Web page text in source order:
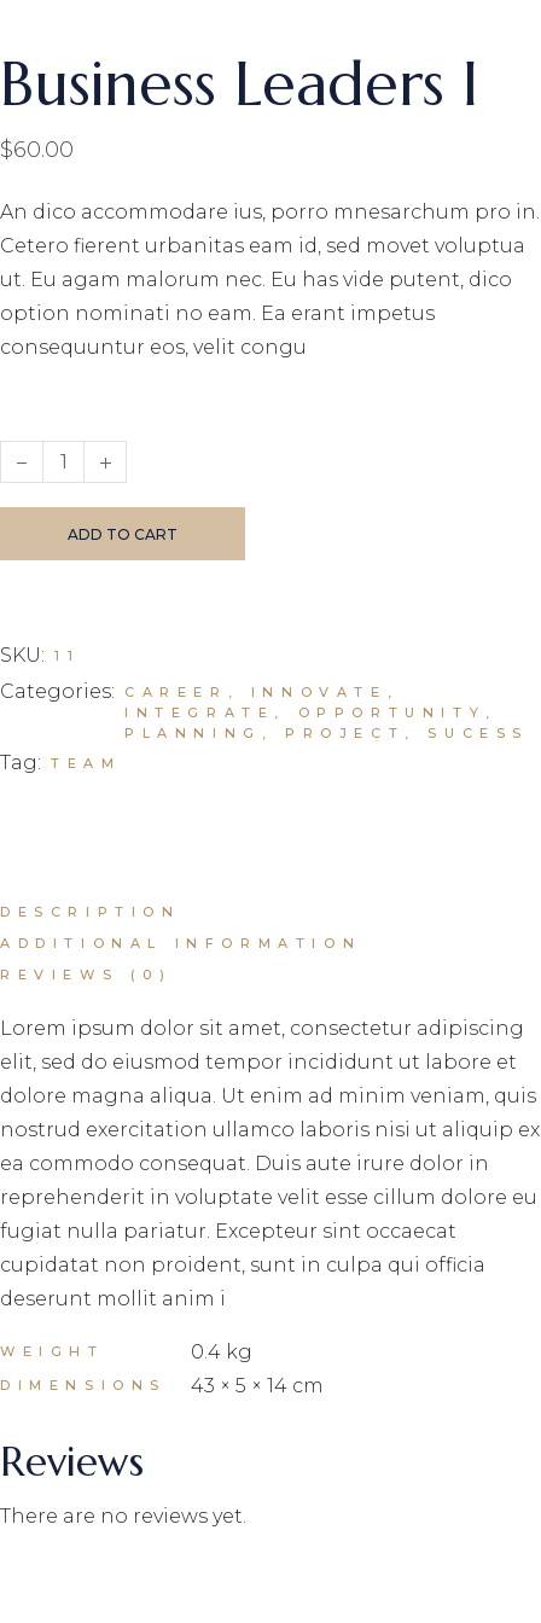
Business Leaders I
$60.00
An dico accommodare ius, porro mnesarchum pro in.
Cetero fierent urbanitas eam id, sed movet voluptua
ut. Eu agam malorum nec. Eu has vide putent, dico
option nominati no eam. Ea erant impetus
consequuntur eos, velit congu
Business Leaders I quantity
ADD TO CART
SKU: 11
Categories: CAREER , INNOVATE ,
INTEGRATE , OPPORTUNITY ,
PLANNING , PROJECT , SUCESS
Tag: TEAM
DESCRIPTION
ADDITIONAL INFORMATION
REVIEWS (0)
Lorem ipsum dolor sit amet, consectetur adipiscing
elit, sed do eiusmod tempor incididunt ut labore et
dolore magna aliqua. Ut enim ad minim veniam, quis
nostrud exercitation ullamco laboris nisi ut aliquip ex
ea commodo consequat. Duis aute irure dolor in
reprehenderit in voluptate velit esse cillum dolore eu
fugiat nulla pariatur. Excepteur sint occaecat
cupidatat non proident, sunt in culpa qui officia
deserunt mollit anim i
WEIGHT 0.4 kg
DIMENSIONS 43 × 5 × 14 cm
Reviews
There are no reviews yet.